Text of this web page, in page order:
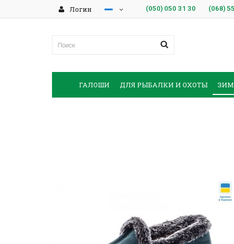
Логин (050) 050 31 30 (068)
ГАЛОШИ ДЛЯ РЫБАЛКИ И ОХОТЫ